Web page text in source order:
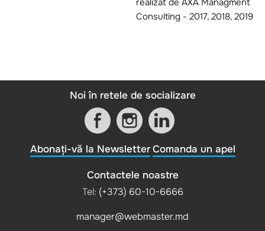
Consulting - 2017, 2018, 2019
Noi în retele de socializare
Abonați-vă la Newsletter Comanda un apel
Contactele noastre
Tel: (+373) 60-10-6666
manager@webmaster.md